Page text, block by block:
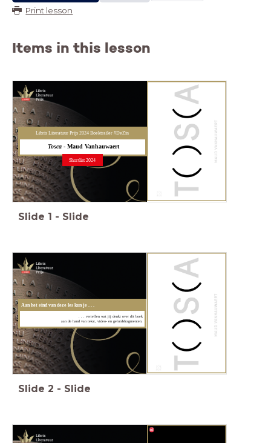
Print lesson
Items in this lesson
Tosca - Maud Vanhauwaert
Shortlist 2024
Libris Literatuur Prijs 2024 Boektrailer #DeZin
Slide 1 - Slide
Aan het eind van deze les kun je . . .
. . . vertellen wat jij denkt over dit boek
aan de hand van tekst, video- en geluidsfragmenten.
Slide 2 - Slide